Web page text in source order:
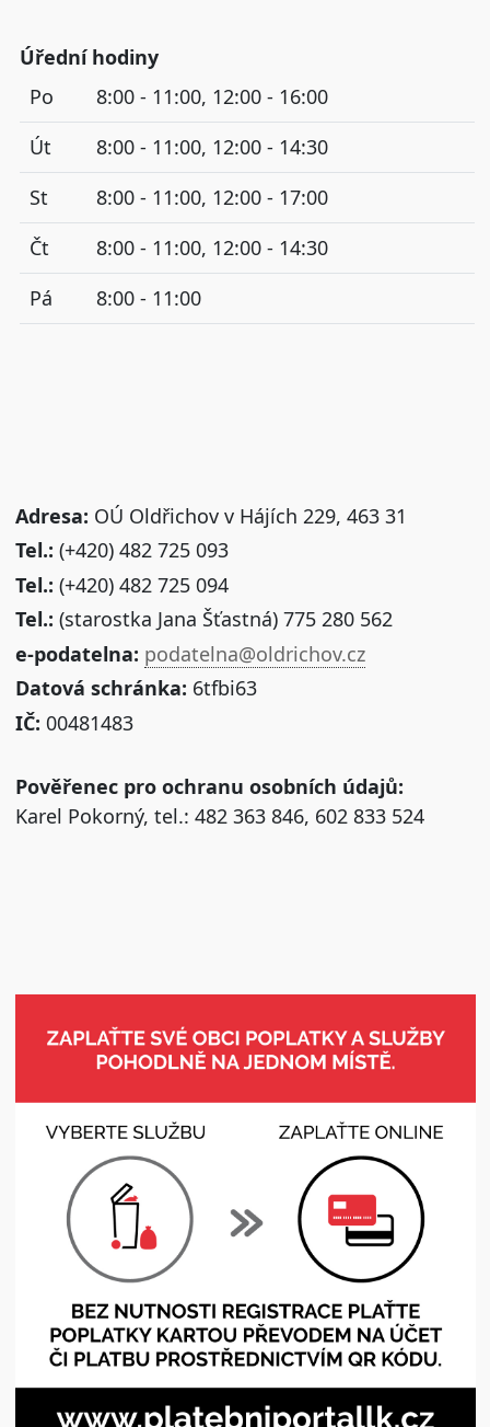
Úřední hodiny
Po
8:00 - 11:00, 12:00 - 16:00
Út
8:00 - 11:00, 12:00 - 14:30
St
8:00 - 11:00, 12:00 - 17:00
Čt
8:00 - 11:00, 12:00 - 14:30
Pá
8:00 - 11:00
Adresa: OÚ Oldřichov v Hájích 229, 463 31
Tel.: (+420) 482 725 093
Tel.: (+420) 482 725 094
Tel.: (starostka Jana Šťastná) 775 280 562
e-podatelna: podatelna@oldrichov.cz
Datová schránka: 6tfbi63
IČ: 00481483
Pověřenec pro ochranu osobních údajů:
Karel Pokorný, tel.: 482 363 846, 602 833 524